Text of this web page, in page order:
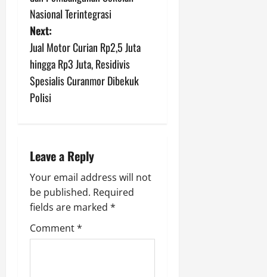
t
n
a
v
i
a
t
i
o
Nasional Terintegrasi
Next:
Jual Motor Curian Rp2,5 Juta
hingga Rp3 Juta, Residivis
Spesialis Curanmor Dibekuk
Polisi
Leave a Reply
Your email address will not
be published. Required
fields are marked *
Comment*